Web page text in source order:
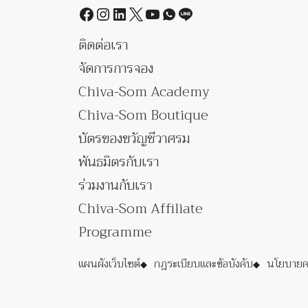
ติดต่อเรา
จัดการการจอง
Chiva-Som Academy
Chiva-Som Boutique
บัตรของขวัญชีวาศรม
พันธมิตรกับเรา
ร่วมงานกับเรา
Chiva-Som Affiliate
Programme
แผนผังเว็บไซต์ กฎระเบียบและข้อบังคับ นโยบาย